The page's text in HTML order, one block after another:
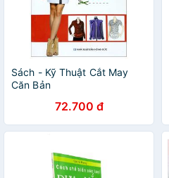
Sách - Kỹ Thuật Cắt May
Căn Bản
72.700 đ